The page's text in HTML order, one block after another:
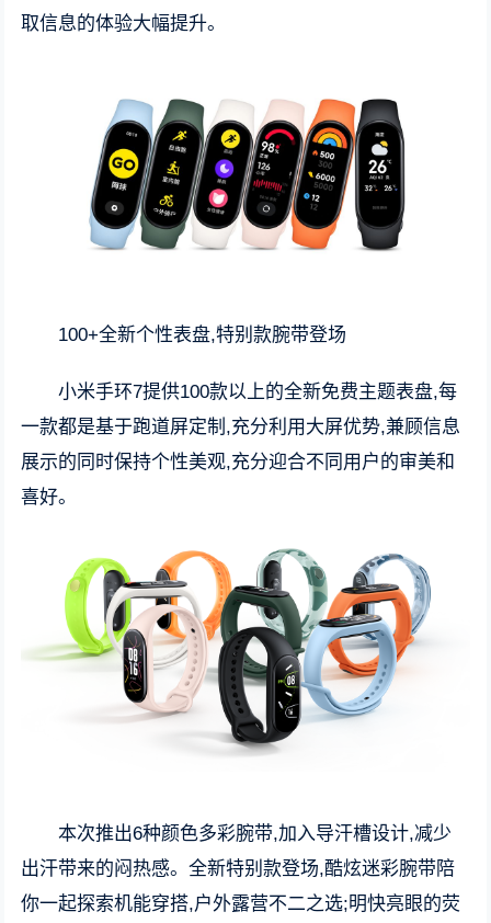
取信息的体验大幅提升。
100+全新个性表盘,特别款腕带登场
小米手环7提供100款以上的全新免费主题表盘,每
一款都是基于跑道屏定制,充分利用大屏优势,兼顾信息
展示的同时保持个性美观,充分迎合不同用户的审美和
喜好。
本次推出6种颜色多彩腕带,加入导汗槽设计,减少
出汗带来的闷热感。全新特别款登场,酷炫迷彩腕带陪
你一起探索机能穿搭,户外露营不二之选;明快亮眼的荧